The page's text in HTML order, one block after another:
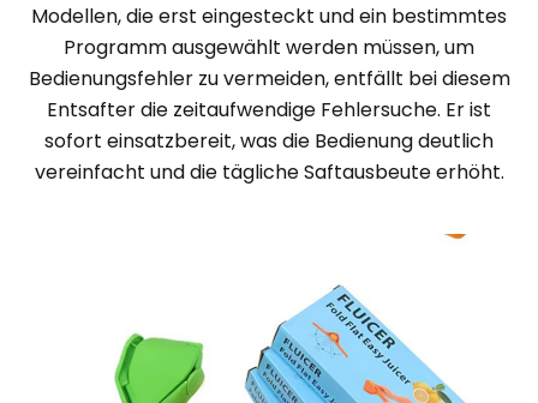
Modellen, die erst eingesteckt und ein bestimmtes
Programm ausgewählt werden müssen, um
Bedienungsfehler zu vermeiden, entfällt bei diesem
Entsafter die zeitaufwendige Fehlersuche. Er ist
sofort einsatzbereit, was die Bedienung deutlich
vereinfacht und die tägliche Saftausbeute erhöht.